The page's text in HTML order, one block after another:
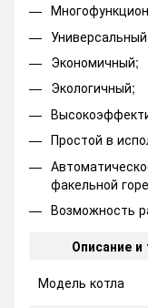
Экономичный;
Экологичный;
Простой в
факельной
Возможность
Описание и
Модель котла